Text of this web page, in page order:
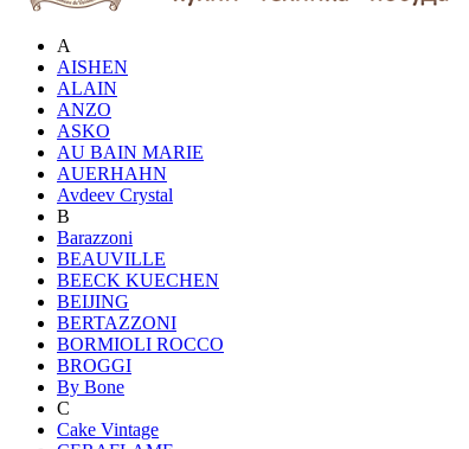
A
AISHEN
ALAIN
ANZO
ASKO
AU BAIN MARIE
AUERHAHN
Avdeev Crystal
B
Barazzoni
BEAUVILLE
BEECK KUECHEN
BEIJING
BERTAZZONI
BORMIOLI ROCCO
BROGGI
By Bone
C
Cake Vintage